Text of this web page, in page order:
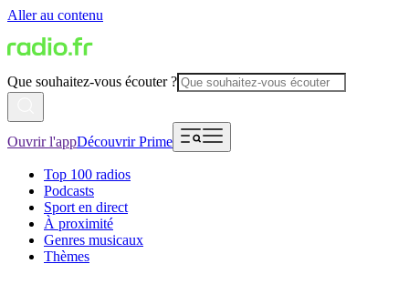
Aller au contenu
Que souhaitez-vous écouter ?
Ouvrir l'appDécouvrir Prime
Top 100 radios
Podcasts
Sport en direct
À proximité
Genres musicaux
Thèmes